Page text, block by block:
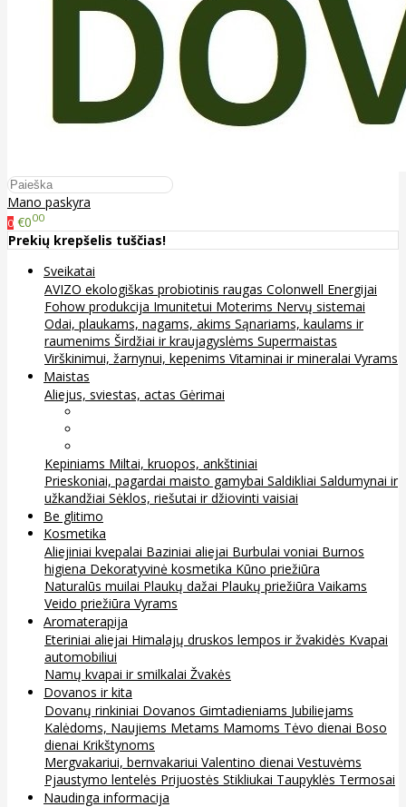
Mano paskyra
0 €000
Prekių krepšelis tuščias!
Sveikatai
AVIZO ekologiškas probiotinis raugas Colonwell Energijai
Fohow produkcija Imunitetui Moterims Nervų sistemai
Odai, plaukams, nagams, akims Sąnariams, kaulams ir
raumenims Širdžiai ir kraujagyslėms Supermaistas
Virškinimui, žarnynui, kepenims Vitaminai ir mineralai Vyrams
Maistas
Aliejus, sviestas, actas Gėrimai
Kepiniams Miltai, kruopos, ankštiniai
Prieskoniai, pagardai maisto gamybai Saldikliai Saldumynai ir
užkandžiai Sėklos, riešutai ir džiovinti vaisiai
Be glitimo
Kosmetika
Aliejiniai kvepalai Baziniai aliejai Burbulai voniai Burnos
higiena Dekoratyvinė kosmetika Kūno priežiūra
Naturalūs muilai Plaukų dažai Plaukų priežiūra Vaikams
Veido priežiūra Vyrams
Aromaterapija
Eteriniai aliejai Himalajų druskos lempos ir žvakidės Kvapai
automobiliui
Namų kvapai ir smilkalai Žvakės
Dovanos ir kita
Dovanų rinkiniai Dovanos Gimtadieniams Jubiliejams
Kalėdoms, Naujiems Metams Mamoms Tėvo dienai Boso
dienai Krikštynoms
Mergvakariui, bernvakariui Valentino dienai Vestuvėms
Pjaustymo lentelės Prijuostės Stikliukai Taupyklės Termosai
Naudinga informacija